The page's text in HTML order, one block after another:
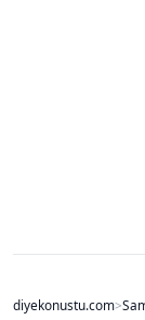
diyekonustu.com>